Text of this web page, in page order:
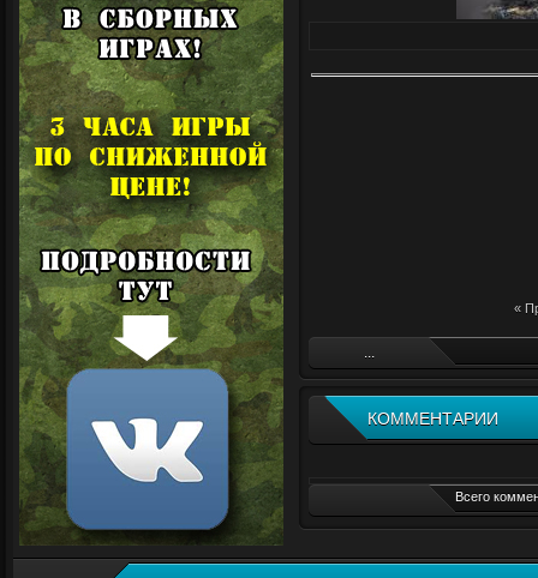
«
...
КОММЕНТАРИИ
Всего